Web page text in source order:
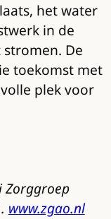
het water
in de
De
toekomst met
plek voor
Zorggroep
www.zgao.nl